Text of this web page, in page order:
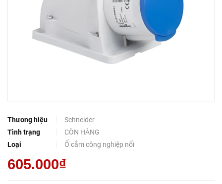
Thương hiệu
Schneider
Tình trạng
CÒN HÀNG
Loại
Ổ cắm công nghiệp nổi
605.000₫